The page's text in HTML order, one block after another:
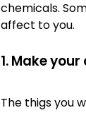
chemicals.
affect to you.
1. Make
The thigs you